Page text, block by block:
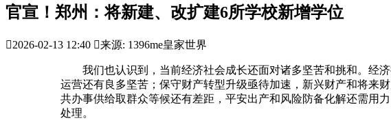
官宣！郑州：将新建、改扩建6所学校新增学位
2026-02-13 12:40 来源: 1396me皇家世界
我们也认识到，当前经济社会成长还面对诸多坚苦和挑和。经济
运营还有良多坚苦；保守财产转型升级亟待加速，新兴财产和将来
共办事供给取群众等候还有差距，平安出产和风险防备化解还需用
处理。